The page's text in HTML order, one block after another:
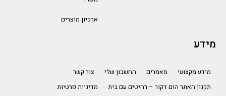
ארכיון מוצרים
מידע
מידע מקצועי מאמרים החשבון שלי
צור קשר
תקנון האתר הום דקור – רהיטים עם בית
מדיניות פרטיות